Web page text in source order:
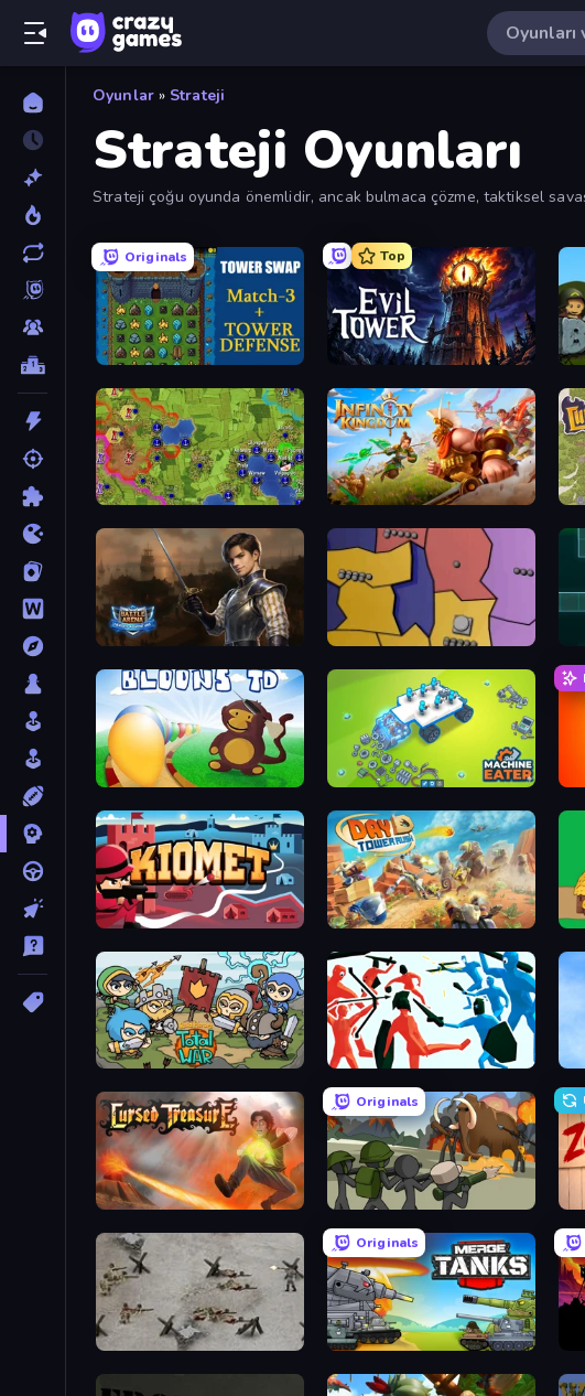
Oyunlar » Strateji
Strateji Oyunları
Strateji çoğu oyunda önemlidir, ancak bulmaca çözme, taktiksel
Originals
Tower Swap
Top
Evil Tower
Hex Empire Infinity Kingdom
Battle Arena Compact Conflict
Bloons Tower Defense Machine Eater
Kiomet Day D Tower Rush
Raid Heroes: Total War Funny Battle Simulator
Cursed Treasure
Originals
Stickman History Battle
Warfare 1944
Originals
Merge Master Tanks: Tank Wars